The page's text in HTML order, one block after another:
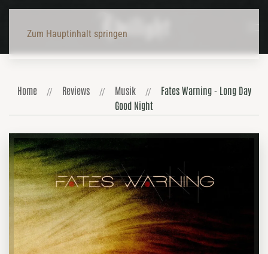
Zum Hauptinhalt springen
Home Reviews Musik
Fates Warning - Long Day
Good Night